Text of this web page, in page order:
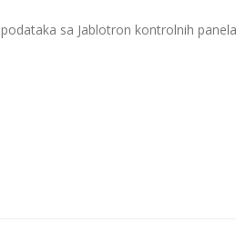
sa Jablotron kontrolnih